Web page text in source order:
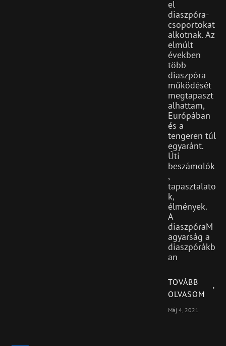
el
diaszpóra-
csoportokat
alkotnak. Az
elmúlt
években
több
diaszpóra
működését
megtapaszt
alhattam,
Európában
és a
tengeren túl
egyaránt.
Úti
beszámolók
,
tapasztalato
k,
élmények.
A
diaszpóraM
agyarság a
diaszpórákb
an
TOVÁBB
OLVASOM
Máj 4, 2021